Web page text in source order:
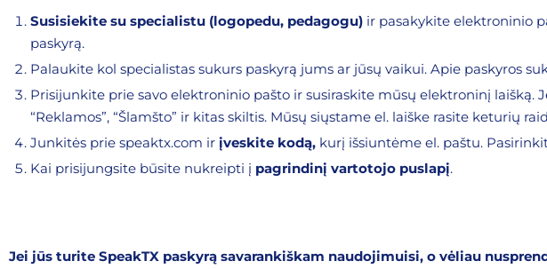
Susisiekite su specialistu (logopedu, pedagogu) ir pasakykite elektroninio
paskyrą.
Palaukite kol specialistas sukurs paskyrą jums ar jūsų vaikui. Apie paskyros
Prisijunkite prie savo elektroninio pašto ir susiraskite mūsų elektroninį laišką.
“Reklamos”, “Šlamšto” ir kitas skiltis. Mūsų siųstame el. laiške rasite keturių
Junkitės prie speaktx.com ir įveskite kodą, kurį išsiuntėme el. paštu.
Kai prisijungsite būsite nukreipti į pagrindinį vartotojo puslapį.
Jei jūs turite SpeakTX paskyrą savarankiškam naudojimuisi, o vėliau